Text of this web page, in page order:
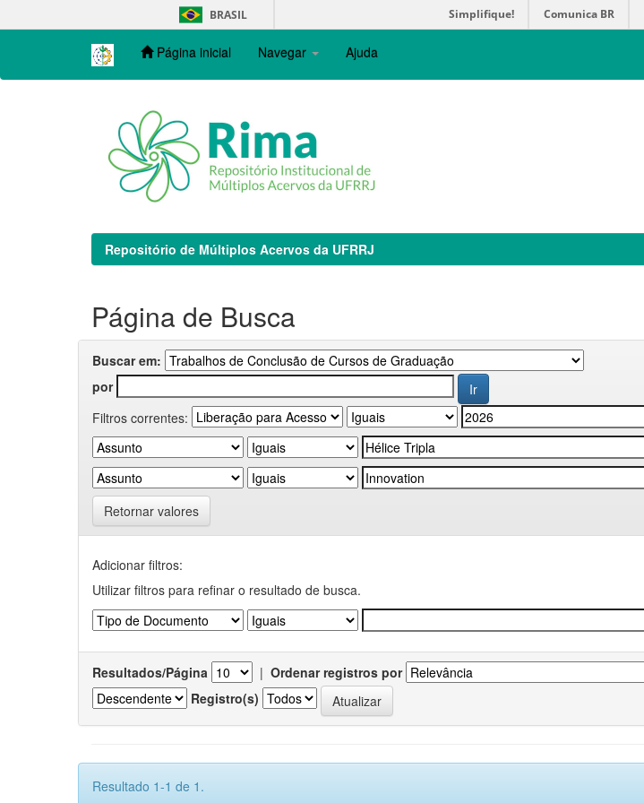
navigation
BRASIL Simplifique! Comunica BR
Página inicial Navegar Ajuda
Repositório de Múltiplos Acervos da UFRRJ
Página de Busca
Buscar em:
por
Filtros correntes:
Retornar valores
Adicionar filtros:
Utilizar filtros para refinar o resultado de busca.
Resultados/Página | Ordenar registros por
Registro(s)
Resultado 1-1 de 1.